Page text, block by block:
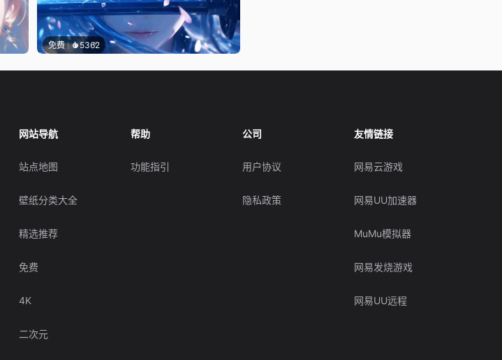
免费 5362
网站导航
站点地图
壁纸分类大全
精选推荐
免费
4K
二次元
帮助
功能指引
公司
用户协议
隐私政策
友情链接
网易云游戏
网易UU加速器
MuMu模拟器
网易发烧游戏
网易UU远程